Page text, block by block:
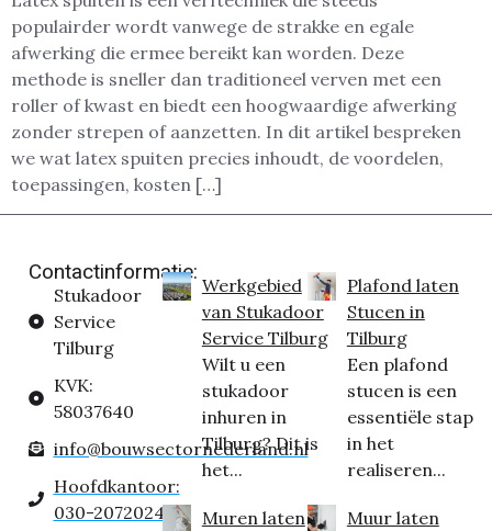
populairder wordt vanwege de strakke en egale
afwerking die ermee bereikt kan worden. Deze
methode is sneller dan traditioneel verven met een
roller of kwast en biedt een hoogwaardige afwerking
zonder strepen of aanzetten. In dit artikel bespreken
we wat latex spuiten precies inhoudt, de voordelen,
toepassingen, kosten […]
Contactinformatie:
Stukadoor
Service
Tilburg
KVK:
58037640
info@bouwsectornederland.nl
Hoofdkantoor:
030-2072024
Werkgebied
van Stukadoor
Service Tilburg
Wilt u een
stukadoor
inhuren in
Tilburg? Dit is
het...
Muren laten
Plafond laten
Stucen in
Tilburg
Een plafond
stucen is een
essentiële stap
in het
realiseren...
Muur laten